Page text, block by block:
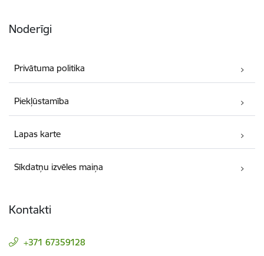
Noderīgi
Privātuma politika
Piekļūstamība
Lapas karte
Sīkdatņu izvēles maiņa
Kontakti
+371 67359128